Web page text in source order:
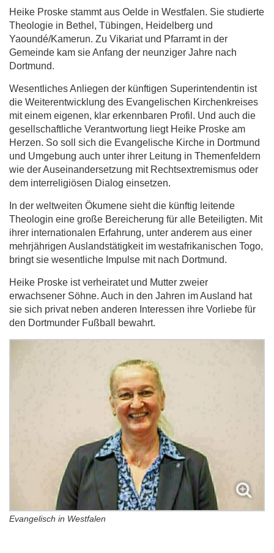
Heike Proske stammt aus Oelde in Westfalen. Sie studierte
Theologie in Bethel, Tübingen, Heidelberg und
Yaoundé/Kamerun. Zu Vikariat und Pfarramt in der
Gemeinde kam sie Anfang der neunziger Jahre nach
Dortmund.
Wesentliches Anliegen der künftigen Superintendentin ist
die Weiterentwicklung des Evangelischen Kirchenkreises
mit einem eigenen, klar erkennbaren Profil. Und auch die
gesellschaftliche Verantwortung liegt Heike Proske am
Herzen. So soll sich die Evangelische Kirche in Dortmund
und Umgebung auch unter ihrer Leitung in Themenfeldern
wie der Auseinandersetzung mit Rechtsextremismus oder
dem interreligiösen Dialog einsetzen.
In der weltweiten Ökumene sieht die künftig leitende
Theologin eine große Bereicherung für alle Beteiligten. Mit
ihrer internationalen Erfahrung, unter anderem aus einer
mehrjährigen Auslandstätigkeit im westafrikanischen Togo,
bringt sie wesentliche Impulse mit nach Dortmund.
Heike Proske ist verheiratet und Mutter zweier
erwachsener Söhne. Auch in den Jahren im Ausland hat
sie sich privat neben anderen Interessen ihre Vorliebe für
den Dortmunder Fußball bewahrt.
Evangelisch in Westfalen